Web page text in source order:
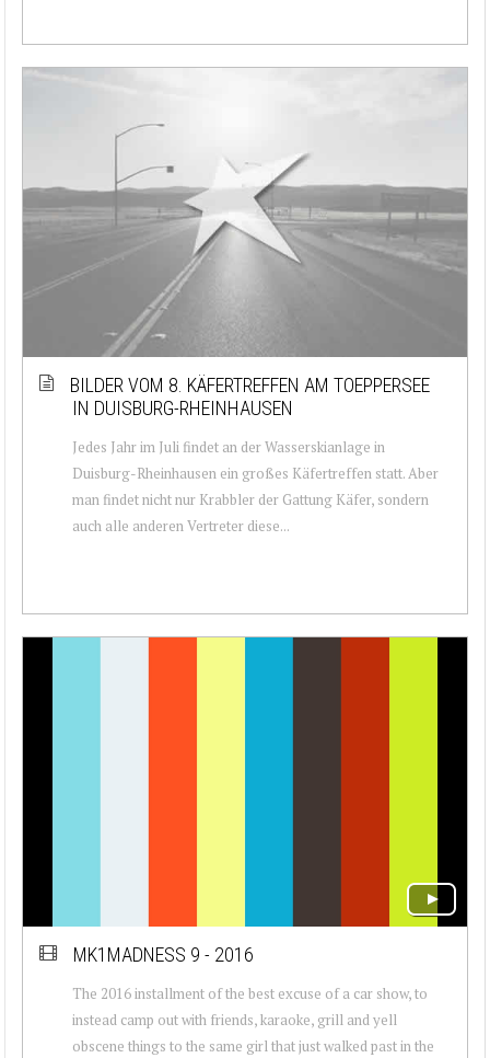
BILDER VOM 8. KÄFERTREFFEN AM TOEPPERSEE
IN DUISBURG-RHEINHAUSEN
Jedes Jahr im Juli findet an der Wasserskianlage in
Duisburg-Rheinhausen ein großes Käfertreffen statt. Aber
man findet nicht nur Krabbler der Gattung Käfer, sondern
auch alle anderen Vertreter diese...
MK1MADNESS 9 - 2016
The 2016 installment of the best excuse of a car show, to
instead camp out with friends, karaoke, grill and yell
obscene things to the same girl that just walked past in the